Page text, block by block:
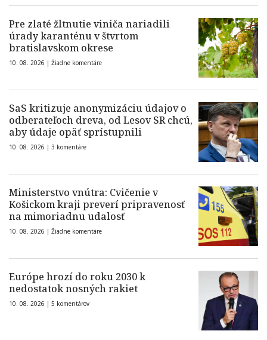
Pre zlaté žltnutie viniča nariadili
úrady karanténu v štvrtom
bratislavskom okrese
10. 08. 2026 | Žiadne komentáre
SaS kritizuje anonymizáciu údajov o
odberateľoch dreva, od Lesov SR chcú,
aby údaje opäť sprístupnili
10. 08. 2026 | 3 komentáre
Ministerstvo vnútra: Cvičenie v
Košickom kraji preverí pripravenosť
na mimoriadnu udalosť
10. 08. 2026 | Žiadne komentáre
Európe hrozí do roku 2030 k
nedostatok nosných rakiet
10. 08. 2026 | 5 komentárov